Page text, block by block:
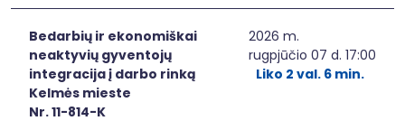
Bedarbių ir ekonomiškai
neaktyvių gyventojų
integracija į darbo rinką
Kelmės mieste
Nr. 11-814-K
2026 m.
rugpjūčio 07 d. 17:00
Liko 2 val. 6 min.